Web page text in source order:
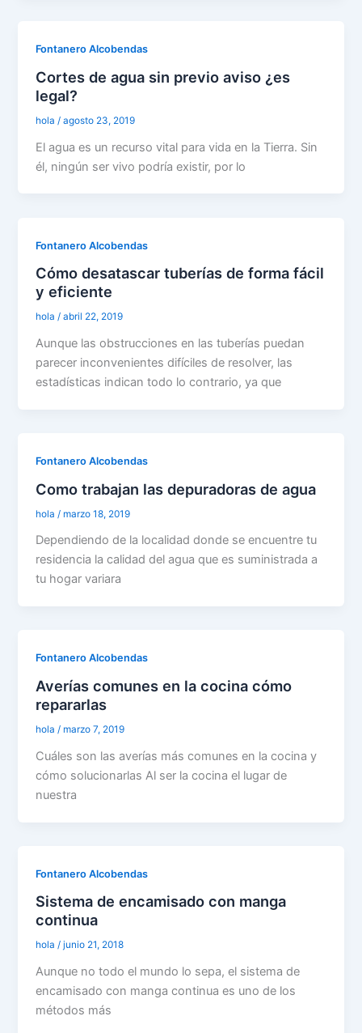
Fontanero Alcobendas
Cortes de agua sin previo aviso ¿es
legal?
hola /agosto 23, 2019
El agua es un recurso vital para vida en la Tierra. Sin
él, ningún ser vivo podría existir, por lo
Fontanero Alcobendas
Cómo desatascar tuberías de forma fácil
y eficiente
hola/abril 22, 2019
Aunque las obstrucciones en las tuberías puedan
parecer inconvenientes difíciles de resolver, las
estadísticas indican todo lo contrario, ya que
Fontanero Alcobendas
Como trabajan las depuradoras de agua
hola / marzo 18, 2019
Dependiendo de la localidad donde se encuentre tu
residencia la calidad del agua que es suministrada a
tu hogar variara
Fontanero Alcobendas
Averías comunes en la cocina cómo
repararlas
hola/ marzo 7, 2019
Cuáles son las averías más comunes en la cocina y
cómo solucionarlas Al ser la cocina el lugar de
nuestra
Fontanero Alcobendas
Sistema de encamisado con manga
continua
hola/junio 21, 2018
Aunque no todo el mundo lo sepa, el sistema de
encamisado con manga continua es uno de los
métodos más